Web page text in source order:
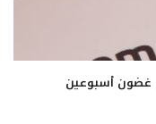
غضون أسبوعين